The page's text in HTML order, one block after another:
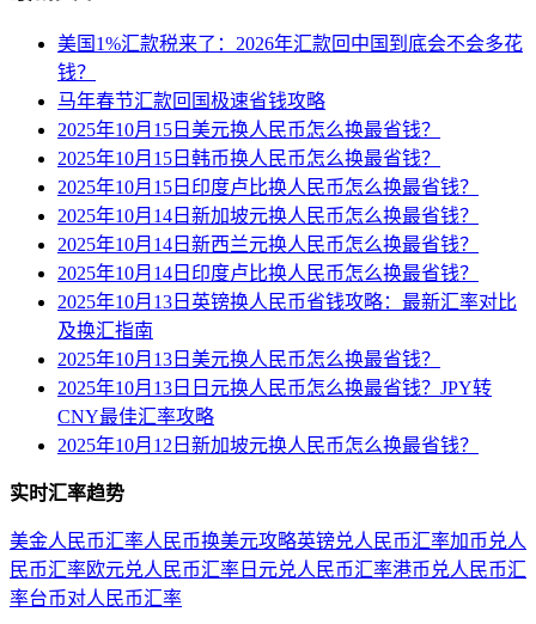
美国1%汇款税来了：2026年汇款回中国到底会不会多花
钱？
马年春节汇款回国极速省钱攻略
2025年10月15日美元换人民币怎么换最省钱？
2025年10月15日韩币换人民币怎么换最省钱？
2025年10月15日印度卢比换人民币怎么换最省钱？
2025年10月14日新加坡元换人民币怎么换最省钱？
2025年10月14日新西兰元换人民币怎么换最省钱？
2025年10月14日印度卢比换人民币怎么换最省钱？
2025年10月13日英镑换人民币省钱攻略：最新汇率对比
及换汇指南
2025年10月13日美元换人民币怎么换最省钱？
2025年10月13日日元换人民币怎么换最省钱？JPY转
CNY最佳汇率攻略
2025年10月12日新加坡元换人民币怎么换最省钱？
实时汇率趋势
美金人民币汇率人民币换美元攻略英镑兑人民币汇率加币兑人
民币汇率欧元兑人民币汇率 日元兑人民币汇率港币兑人民币汇
率台币对人民币汇率